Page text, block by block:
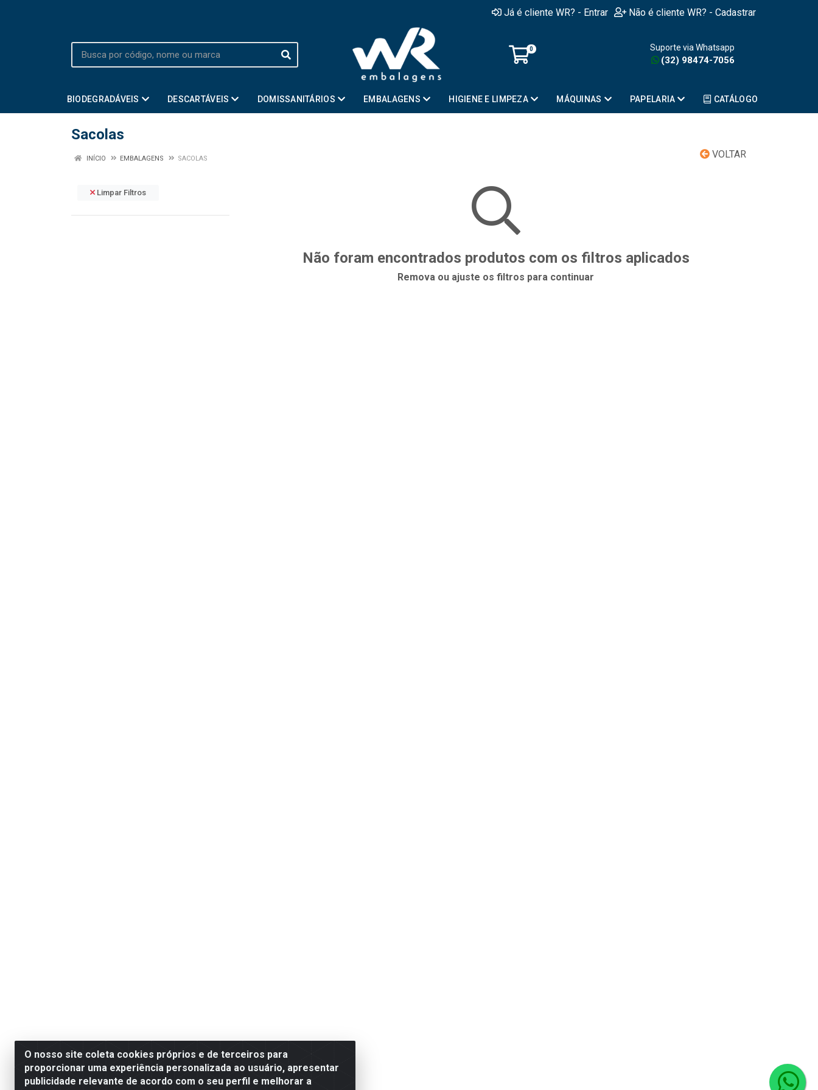
Já é cliente WR? - Entrar Não é cliente WR? - Cadastrar
0 Suporte via Whatsapp
(32) 98474-7056
BIODEGRADÁVEIS DESCARTÁVEIS DOMISSANITÁRIOS EMBALAGENS HIGIENE E LIMPEZA MÁQUINAS PAPELARIA CATÁLOGO
Sacolas
VOLTAR
INÍCIO EMBALAGENS SACOLAS
Limpar Filtros
Não foram encontrados produtos com os filtros aplicados
Remova ou ajuste os filtros para continuar
O nosso site coleta cookies próprios e de terceiros para
proporcionar uma experiência personalizada ao usuário, apresentar
publicidade relevante de acordo com o seu perfil e melhorar a